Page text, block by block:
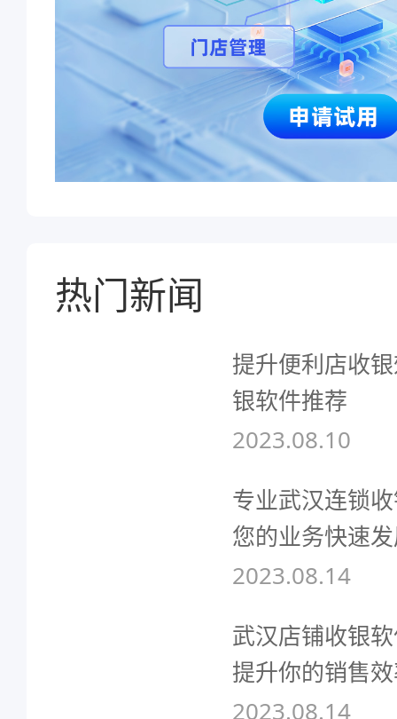
热门新闻
提升便利店收
银软件推荐
2023.08.10
专业武汉连锁
您的业务快速
2023.08.14
武汉店铺收银
提升你的销售
2023.08.14